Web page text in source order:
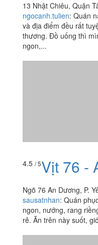
13 Nhật Chiêu, Quận
ngocanh.tulien: Quán
và địa điểm đều rất
thương. Đồ uống thì
ngon,...
4.5 / 5Vịt 76 -
Ngõ 76 An Dương, P.
sausatnhan: Quán
ngon, nướng, rang
rẻ. Ăn trên này suốt,